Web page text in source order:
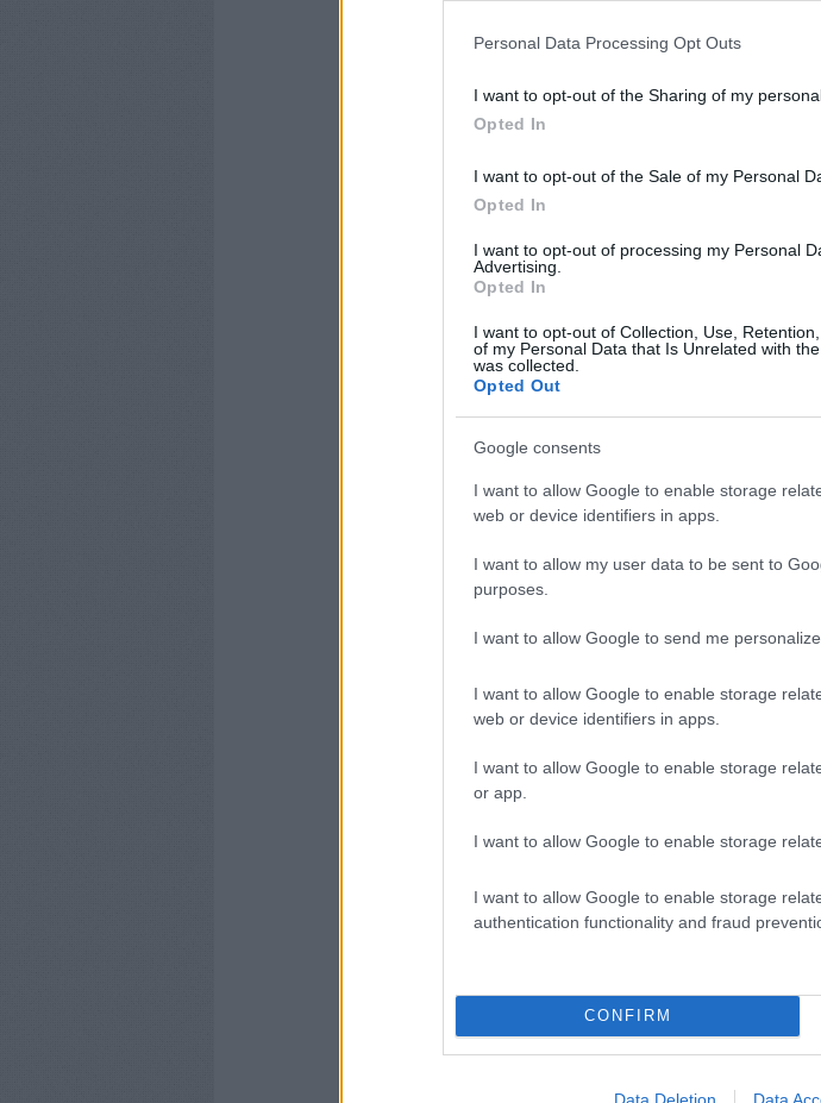
Personal Data Processing Opt Outs
I want to opt-out of the Sharing of my
Opted In
I want to opt-out of the Sale of my Personal
Opted In
I want to opt-out of processing my Personal
Advertising.
Opted In
I want to opt-out of Collection, Use,
of my Personal Data that Is Unrelated with
was collected.
Opted Out
Google consents
I want to allow Google to enable storage
web or device identifiers in apps.
I want to allow my user data to be sent to
purposes.
I want to allow Google to send me
I want to allow Google to enable storage
web or device identifiers in apps.
I want to allow Google to enable storage
or app.
I want to allow Google to enable storage
I want to allow Google to enable storage
authentication functionality and fraud
CONFIRM
Data Deletion Data